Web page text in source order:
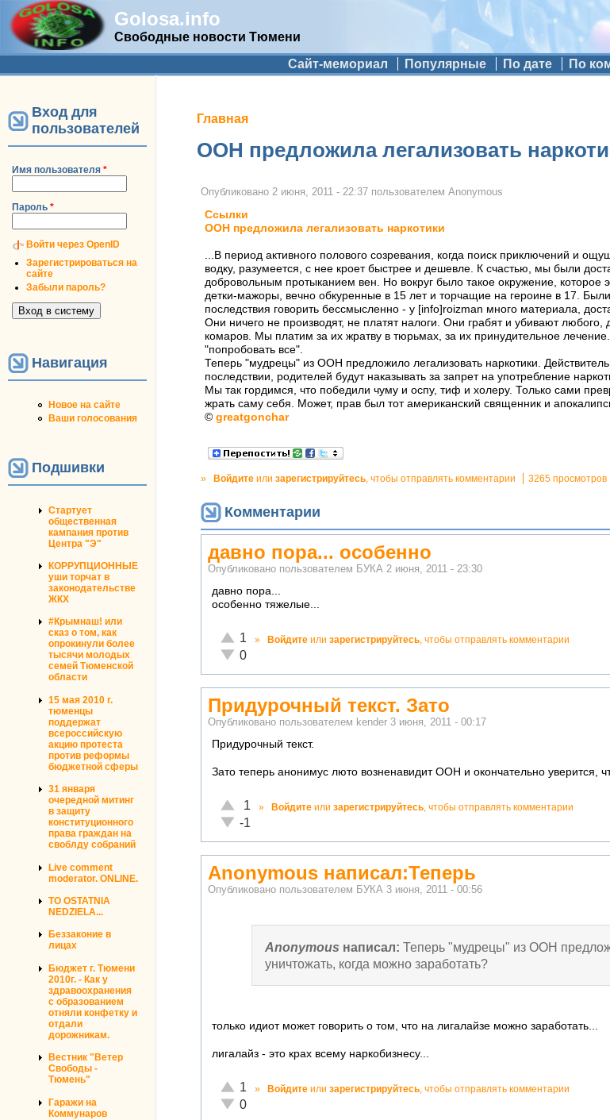
Golosa.info
Свободные новости Тюмени
Дополнительное меню Сайт-мемориал Популярные По дате По
Вход для
пользователей
Имя пользователя *
Пароль *
Войти через OpenID
Зарегистрироваться на
сайте
Забыли пароль?
Навигация
Новое на сайте
Ваши голосования
Подшивки
Стартует
общественная
кампания против
Центра "Э"
КОРРУПЦИОННЫЕ
уши торчат в
законодательстве
ЖКХ
#Крымнаш! или
сказ о том, как
опрокинули более
тысячи молодых
семей Тюменской
области
15 мая 2010 г.
тюменцы
поддержат
всероссийскую
акцию протеста
против реформы
бюджетной сферы
31 января
очередной митинг
в защиту
конституционного
права граждан на
своблду собраний
Live comment
moderator. ONLINE.
TO OSTATNIA
NEDZIELA...
Беззаконие в
лицах
Бюджет г. Тюмени
2010г. - Как у
здравоохранения
с образованием
отняли конфетку и
отдали
дорожникам.
Вестник "Ветер
Свободы -
Тюмень"
Гаражи на
Коммунаров
Вы здесь
Главная
ООН предложила легализовать
Опубликовано 2 июня, 2011 - 22:37 пользователем Anonymous
Ссылки
ООН предложила легализовать наркотики
...В период активного полового созревания, когда поиск приключений и
водку, разумеется, с нее кроет быстрее и дешевле. К счастью, мы были
добровольным протыканием вен. Но вокруг было такое окружение, которое
детки-мажоры, вечно обкуренные в 15 лет и торчащие на героине в 17.
последствия говорить бессмысленно - у [info]roizman много материала,
Они ничего не производят, не платят налоги. Они грабят и убивают
комаров. Мы платим за их жратву в тюрьмах, за их принудительное
"попробовать все".
Теперь "мудрецы" из ООН предложило легализовать наркотики.
последствии, родителей будут наказывать за запрет на употребление
Мы так гордимся, что победили чуму и оспу, тиф и холеру. Только сами
жрать саму себя. Может, прав был тот американский священник и
© greatgonchar
» Войдите или зарегистрируйтесь, чтобы отправлять комментарии 3265 просмотров
Комментарии
давно пора... особенно
Опубликовано пользователем БУКА 2 июня, 2011 - 23:30
давно пора...
особенно тяжелые...
Отлично!
1
Неадекватно!
0
» Войдите или зарегистрируйтесь, чтобы отправлять комментарии
Придурочный текст. Зато
Опубликовано пользователем kender 3 июня, 2011 - 00:17
Придурочный текст.
Зато теперь анонимус люто возненавидит ООН и окончательно уверится,
Отлично!
1
Неадекватно!
-1
» Войдите или зарегистрируйтесь, чтобы отправлять комментарии
Anonymous написал:Теперь
Опубликовано пользователем БУКА 3 июня, 2011 - 00:56
Anonymous написал:Теперь "мудрецы" из ООН
уничтожать, когда можно заработать?
только идиот может говорить о том, что на лигалайзе можно заработать...
лигалайз - это крах всему наркобизнесу...
Отлично!
1
Неадекватно!
0
» Войдите или зарегистрируйтесь, чтобы отправлять комментарии